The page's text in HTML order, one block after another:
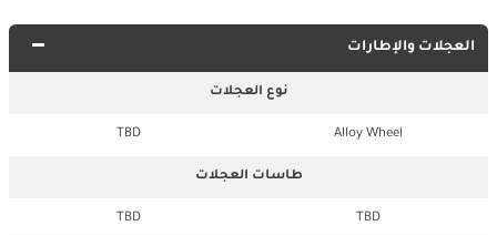
العجلات والإطارات
نوع العجلات
Alloy Wheel
TBD
طاسات العجلات
TBD
TBD